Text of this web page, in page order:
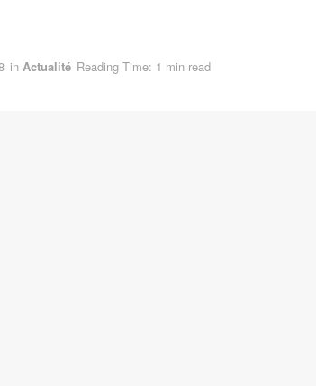
in Actualité Reading Time: 1 min read